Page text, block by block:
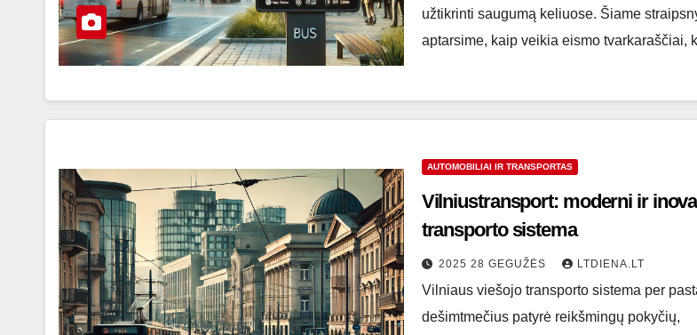
užtikrinti saugumą keliuose. Šiame
aptarsime, kaip veikia eismo tvarkaraščiai,
AUTOMOBILIAI IR TRANSPORTAS
Vilniustransport: moderni ir
transporto sistema
2025 28 GEGUŽĖS LTDIENA.LT
Vilniaus viešojo transporto sistema per
dešimtmečius patyrė reikšmingų pokyčių,